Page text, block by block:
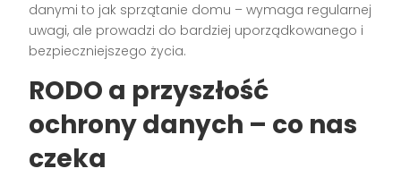
danymi to jak sprzątanie domu – wymaga regularnej
uwagi, ale prowadzi do bardziej uporządkowanego i
bezpieczniejszego życia.
RODO a przyszłość
ochrony danych – co nas
czeka